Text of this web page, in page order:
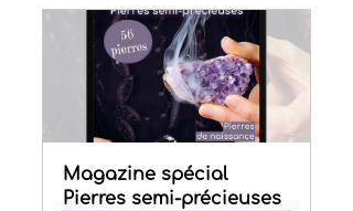
Magazine spécial
Pierres semi-précieuses